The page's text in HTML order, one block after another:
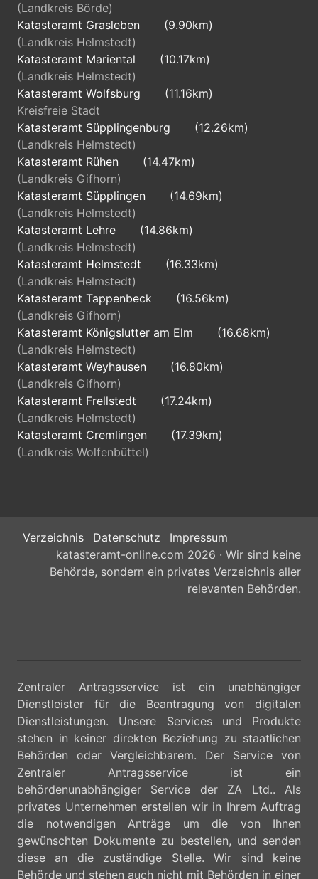
(Landkreis Börde)
Katasteramt Grasleben
(9.90km)
(Landkreis Helmstedt)
Katasteramt Mariental
(10.17km)
(Landkreis Helmstedt)
Katasteramt Wolfsburg
(11.16km)
Kreisfreie Stadt
Katasteramt Süpplingenburg
(12.26km)
(Landkreis Helmstedt)
Katasteramt Rühen
(14.47km)
(Landkreis Gifhorn)
Katasteramt Süpplingen
(14.69km)
(Landkreis Helmstedt)
Katasteramt Lehre
(14.86km)
(Landkreis Helmstedt)
Katasteramt Helmstedt
(16.33km)
(Landkreis Helmstedt)
Katasteramt Tappenbeck
(16.56km)
(Landkreis Gifhorn)
Katasteramt Königslutter am Elm
(16.68km)
(Landkreis Helmstedt)
Katasteramt Weyhausen
(16.80km)
(Landkreis Gifhorn)
Katasteramt Frellstedt
(17.24km)
(Landkreis Helmstedt)
Katasteramt Cremlingen
(17.39km)
(Landkreis Wolfenbüttel)
Verzeichnis Datenschutz
Impressum
katasteramt-online.com 2026 · Wir sind keine
Behörde, sondern ein privates Verzeichnis aller
relevanten Behörden.
Zentraler Antragsservice ist ein unabhängiger
Dienstleister für die Beantragung von digitalen
Dienstleistungen. Unsere Services und Produkte
stehen in keiner direkten Beziehung zu staatlichen
Behörden oder Vergleichbarem. Der Service von
Zentraler Antragsservice ist ein
behördenunabhängiger Service der ZA Ltd.. Als
privates Unternehmen erstellen wir in Ihrem Auftrag
die notwendigen Anträge um die von Ihnen
gewünschten Dokumente zu bestellen, und senden
diese an die zuständige Stelle. Wir sind keine
Behörde und stehen auch nicht mit Behörden in einer